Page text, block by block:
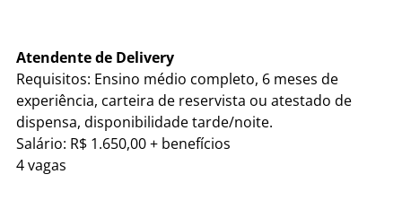
Atendente de Delivery
Requisitos: Ensino médio completo, 6 meses de
experiência, carteira de reservista ou atestado de
dispensa, disponibilidade tarde/noite.
Salário: R$ 1.650,00 + benefícios
4 vagas